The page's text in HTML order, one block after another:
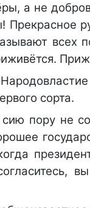
а не
всех
сорта.
пору не